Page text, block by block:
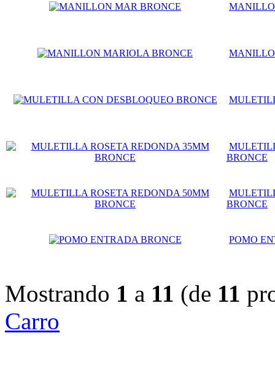
BRONCE
BRONCE
POMO
Mostrando 1 a 11 (de 11
Carro